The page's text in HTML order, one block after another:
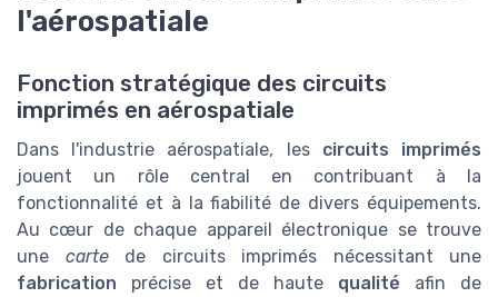
l'aérospatiale
Fonction stratégique des circuits
imprimés en aérospatiale
Dans l'industrie aérospatiale, les circuits imprimés
jouent un rôle central en contribuant à la
fonctionnalité et à la fiabilité de divers équipements.
Au cœur de chaque appareil électronique se trouve
une cartede circuits imprimés nécessitant une
fabrication précise et de haute qualité afin de